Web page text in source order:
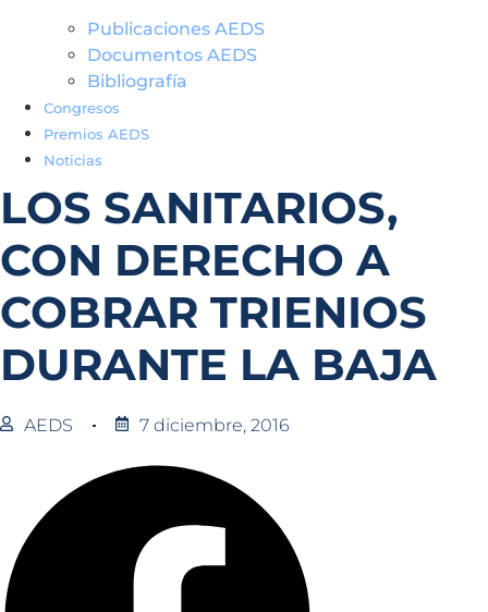
Publicaciones AEDS
Documentos AEDS
Bibliografía
Congresos
Premios AEDS
Noticias
LOS SANITARIOS,
CON DERECHO A
COBRAR TRIENIOS
DURANTE LA BAJA
AEDS 7 diciembre, 2016